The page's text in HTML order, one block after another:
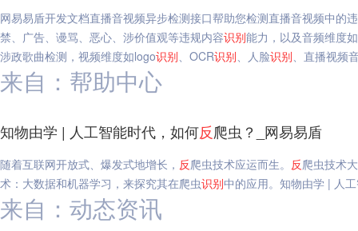
网易易盾开发文档直播音视频异步检测接口帮助您检测直播音视频中的
禁、广告、谩骂、恶心、涉价值观等违规内容识别能力，以及音频维度
涉政歌曲检测，视频维度如logo识别、OCR识别、人脸识别、直播视频
来自：帮助中心
知物由学 | 人工智能时代，如何反爬虫？_网易易盾
随着互联网开放式、爆发式地增长， 反爬虫技术应运而生。 反爬虫技术
术：大数据和机器学习，来探究其在爬虫识别中的应用。知物由学 | 人
来自：动态资讯